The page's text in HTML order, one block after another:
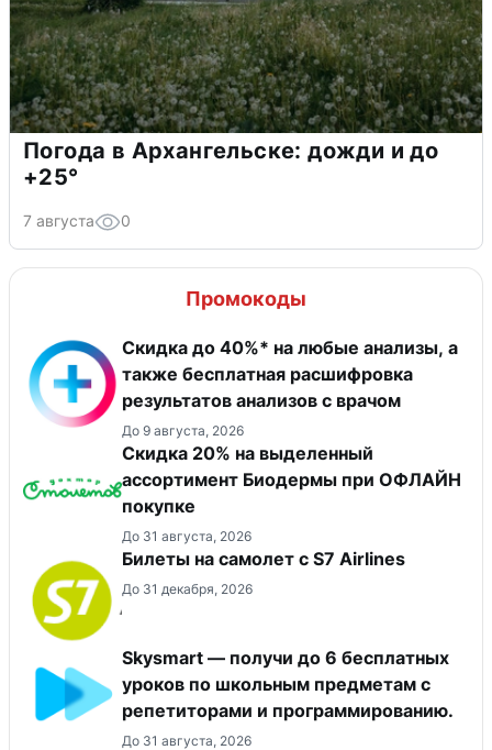
Погода в Архангельске: дожди и до
+25°
7 августа 0
Промокоды
Скидка до 40%* на любые анализы, а
также бесплатная расшифровка
результатов анализов с врачом
До 9 августа, 2026
Скидка 20% на выделенный
ассортимент Биодермы при ОФЛАЙН
покупке
До 31 августа, 2026
Билеты на самолет с S7 Airlines
До 31 декабря, 2026
Skysmart — получи до 6 бесплатных
уроков по школьным предметам с
репетиторами и программированию.
До 31 августа, 2026